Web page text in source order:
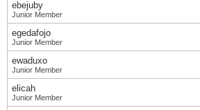
ebejuby
Junior Member
egedafojo
Junior Member
ewaduxo
Junior Member
elicah
Junior Member